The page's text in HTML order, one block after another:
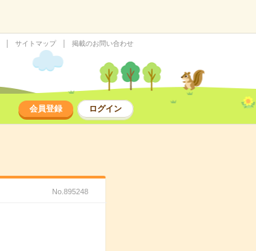
サイトマップ 掲載のお問い合わせ
会員登録 ログイン
No.895248